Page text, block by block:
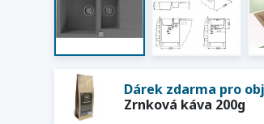
Dárek zdarma pro
Zrnková káva 200g